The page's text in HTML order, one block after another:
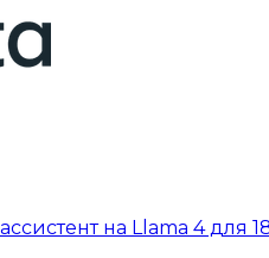
на Llama 4 для